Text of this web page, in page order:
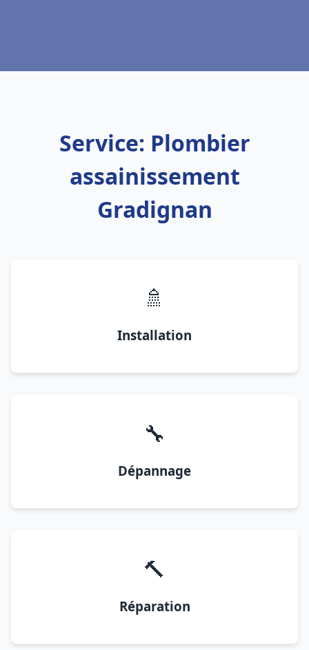
Service: Plombier
assainissement
Gradignan
🚿
Installation
🔧
Dépannage
🔨
Réparation